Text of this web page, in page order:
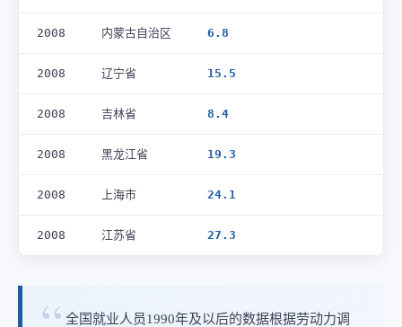
2008 内蒙古自治区 6.8
2008 辽宁省 15.5
2008 吉林省 8.4
2008 黑龙江省 19.3
2008 上海市 24.1
2008 江苏省 27.3
全国就业人员1990年及以后的数据根据劳动力调